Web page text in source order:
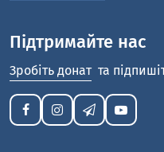
Підтримайте нас
Зробіть донат та